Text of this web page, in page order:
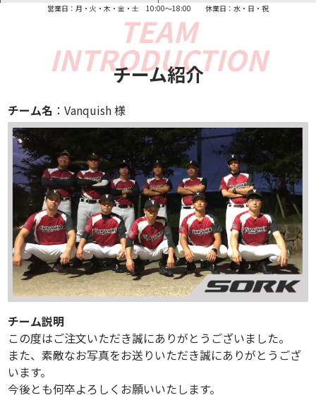
東京ショールーム
名古屋ショールーム
大阪ショールーム
福岡ショールーム
営業日：月・火・木・金・土 10:00～18:00 休業日：水・日・祝
チーム紹介
チーム名 ：Vanquish 様
チーム説明
この度はご注文いただき誠にありがとうございました。
また、素敵なお写真をお送りいただき誠にありがとうござ
います。
今後とも何卒よろしくお願いいたします。